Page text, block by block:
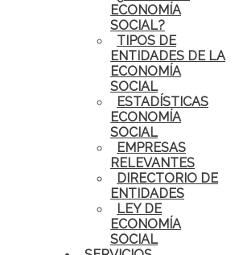
ECONOMÍA
SOCIAL?
TIPOS DE
ENTIDADES DE LA
ECONOMÍA
SOCIAL
ESTADÍSTICAS
ECONOMÍA
SOCIAL
EMPRESAS
RELEVANTES
DIRECTORIO DE
ENTIDADES
LEY DE
ECONOMÍA
SOCIAL